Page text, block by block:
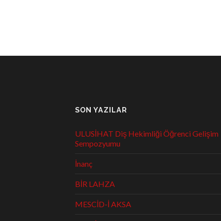
SON YAZILAR
ULUSİHAT Diş Hekimliği Öğrenci Gelişim
Sempozyumu
İnanç
BİR LAHZA
MESCİD-İ AKSA